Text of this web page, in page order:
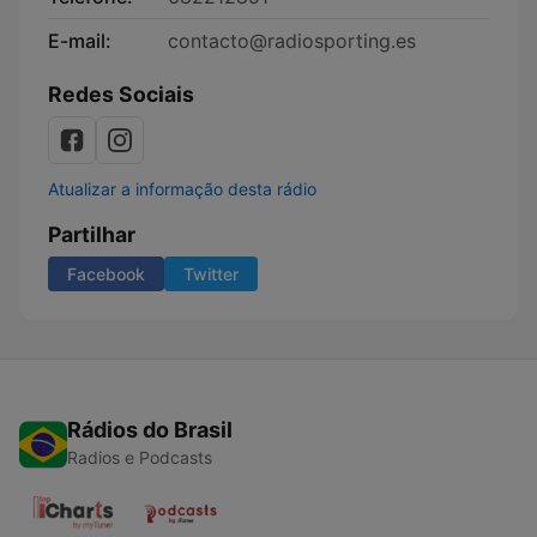
E-mail:
contacto@radiosporting.es
Redes Sociais
Atualizar a informação desta rádio
Partilhar
Facebook Twitter
Rádios do Brasil
Radios e Podcasts